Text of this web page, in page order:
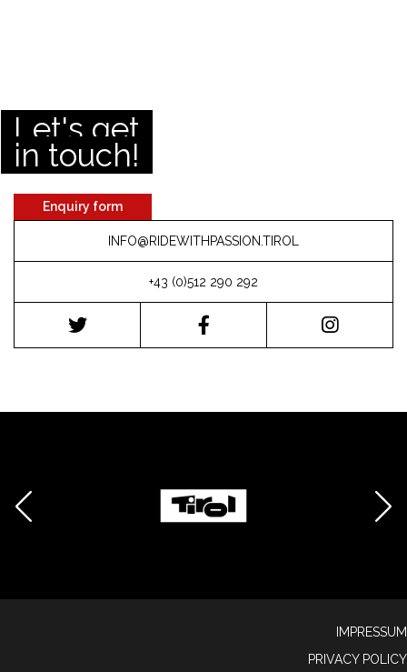
Let's get
in touch!
Enquiry form
INFO@RIDEWITHPASSION.TIROL
+43 (0)512 290 292
IMPRESSUM
PRIVACY POLICY